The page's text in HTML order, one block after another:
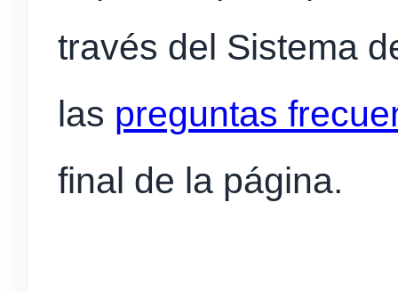
través del Sistema
las preguntas
final de la página.